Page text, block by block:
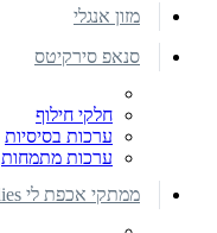
מזון אנגלי
סנאפ סירקיטס
חלקי חילוף
ערכות בסיסיות
ערכות מתמחות
ממתקי אכפת לי Caring Candies